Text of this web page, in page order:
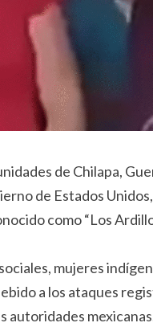
de Chilapa,
de Estados
como “Los
mujeres
a los ataques
autoridades